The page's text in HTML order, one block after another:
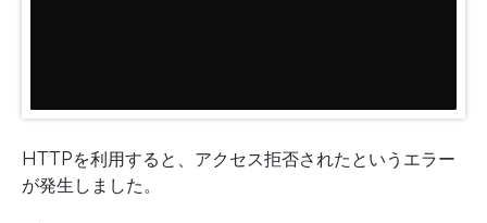
HTTPを利用すると、アクセス拒否されたというエラー
が発生しました。